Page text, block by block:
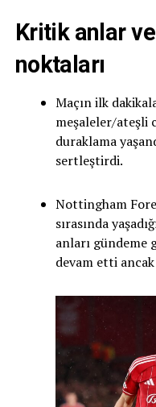
Kritik anlar ve
noktaları
Maçın ilk
meşaleler/ateşli
duraklama
sertleştirdi.
Nottingham
sırasında
anları gündeme
devam etti